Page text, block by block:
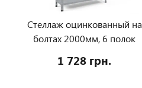
Стеллаж оцинкованный на
болтах 2000мм, 6 полок
1 728 грн.